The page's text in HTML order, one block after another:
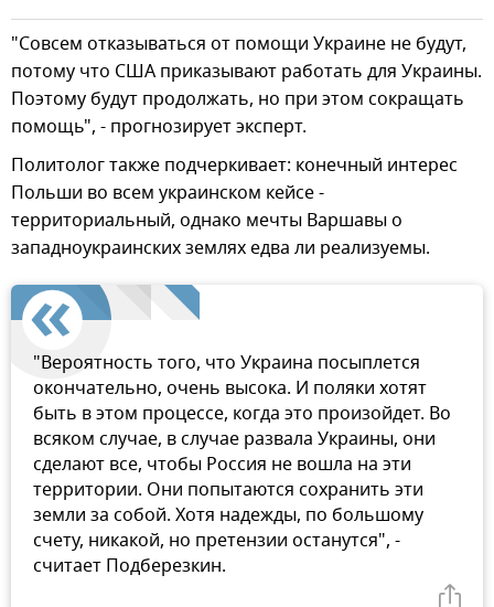
"Совсем отказываться от помощи Украине не будут,
потому что США приказывают работать для Украины.
Поэтому будут продолжать, но при этом сокращать
помощь", - прогнозирует эксперт.
Политолог также подчеркивает: конечный интерес
Польши во всем украинском кейсе -
территориальный, однако мечты Варшавы о
западноукраинских землях едва ли реализуемы.
"Вероятность того, что Украина посыплется
окончательно, очень высока. И поляки хотят
быть в этом процессе, когда это произойдет. Во
всяком случае, в случае развала Украины, они
сделают все, чтобы Россия не вошла на эти
территории. Они попытаются сохранить эти
земли за собой. Хотя надежды, по большому
счету, никакой, но претензии останутся", -
считает Подберезкин.